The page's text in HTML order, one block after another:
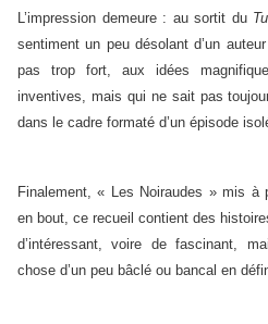
L’impression demeure : au sortit du
sentiment un peu désolant d’un
pas trop fort, aux idées
inventives, mais qui ne sait pas
dans le cadre formaté d’un épisode
Finalement, « Les Noiraudes » mis à
en bout, ce recueil contient des
d’intéressant, voire de fascinant,
chose d’un peu bâclé ou bancal en